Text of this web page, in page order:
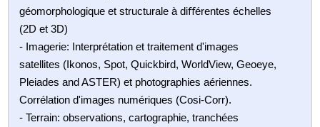
géomorphologique et structurale à diﬀérentes échelles
(2D et 3D)
- Imagerie: Interprétation et traitement d'images
satellites (Ikonos, Spot, Quickbird, WorldView, Geoeye,
Pleiades and ASTER) et photographies aériennes.
Corrélation d'images numériques (Cosi-Corr).
- Terrain: observations, cartographie, tranchées